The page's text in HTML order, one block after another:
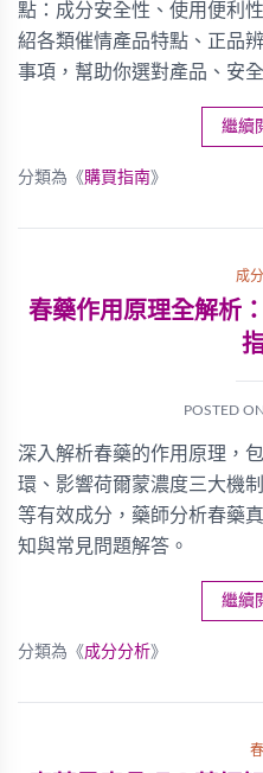
點：成分安全性、使用便利
紹各類催情產品特點、正品
事項，幫助你選對產品、安
繼續
分類為《購買指南》
成
春藥作用原理全解析
POSTED ON
深入解析春藥的作用原理，
環、影響荷爾蒙濃度三大機
等有效成分，藥師分析春藥
知與常見問題解答。
繼續
分類為《成分分析》